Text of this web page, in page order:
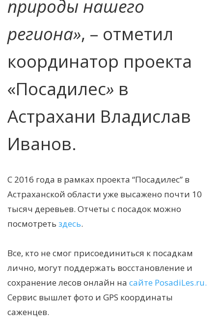
природы нашего
региона», – отметил
координатор проекта
«Посадилес» в
Астрахани Владислав
Иванов.
С 2016 года в рамках проекта “Посадилес” в
Астраханской области уже высажено почти 10
тысяч деревьев. Отчеты с посадок можно
посмотреть здесь.
Все, кто не смог присоединиться к посадкам
лично, могут поддержать восстановление и
сохранение лесов онлайн на сайте PosadiLes.ru.
Сервис вышлет фото и GPS координаты
саженцев.